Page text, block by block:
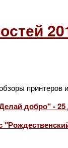
принтеров
добро" - 25